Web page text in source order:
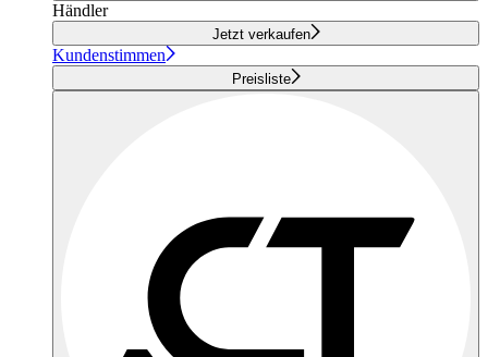
Händler
Jetzt verkaufen
Kundenstimmen
Preisliste